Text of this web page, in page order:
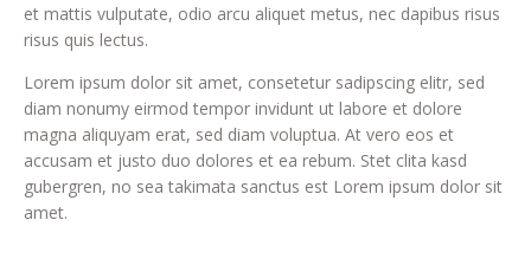
et mattis vulputate, odio arcu aliquet metus, nec dapibus risus
risus quis lectus.
Lorem ipsum dolor sit amet, consetetur sadipscing elitr, sed
diam nonumy eirmod tempor invidunt ut labore et dolore
magna aliquyam erat, sed diam voluptua. At vero eos et
accusam et justo duo dolores et ea rebum. Stet clita kasd
gubergren, no sea takimata sanctus est Lorem ipsum dolor sit
amet.